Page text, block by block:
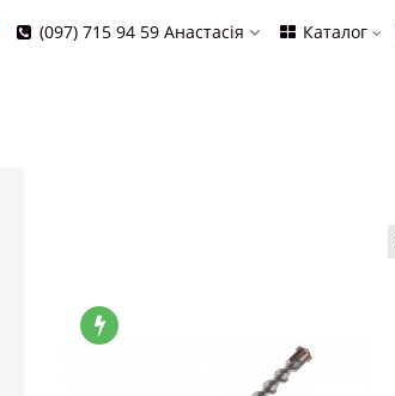
(097) 715 94 59 Анастасія Каталог